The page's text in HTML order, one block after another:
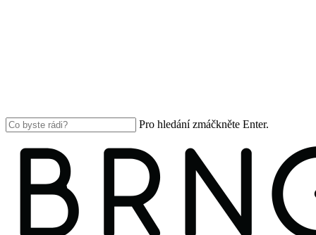
Pro hledání zmáčkněte Enter.
Search